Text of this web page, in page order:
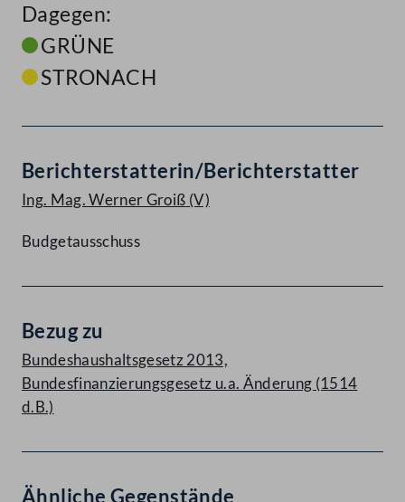
Dagegen:
GRÜNE
STRONACH
Berichterstatterin/Berichterstatter
Ing. Mag. Werner Groiß (V)
Budgetausschuss
Bezug zu
Bundeshaushaltsgesetz 2013,
Bundesfinanzierungsgesetz u.a. Änderung (1514
d.B.)
Ähnliche Gegenstände